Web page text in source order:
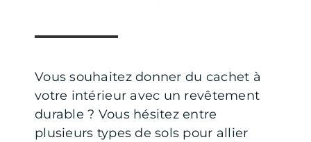
Vous souhaitez donner du cachet à
votre intérieur avec un revêtement
durable ? Vous hésitez entre
plusieurs types de sols pour allier